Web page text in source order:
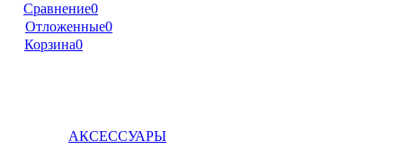
Сравнение0
Отложенные0
Корзина0
АКСЕССУАРЫ